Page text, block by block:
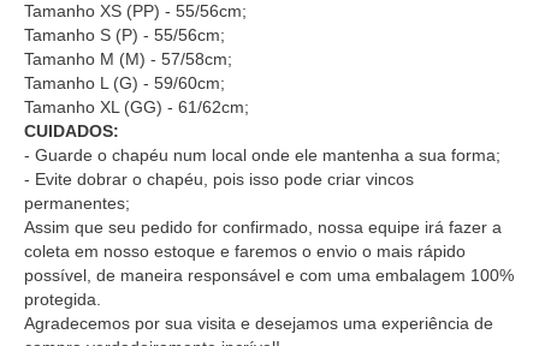
Tamanho XS (PP) - 55/56cm;
Tamanho S (P) - 55/56cm;
Tamanho M (M) - 57/58cm;
Tamanho L (G) - 59/60cm;
Tamanho XL (GG) - 61/62cm;
CUIDADOS:
- Guarde o chapéu num local onde ele mantenha a sua forma;
- Evite dobrar o chapéu, pois isso pode criar vincos
permanentes;
Assim que seu pedido for confirmado, nossa equipe irá fazer a
coleta em nosso estoque e faremos o envio o mais rápido
possível, de maneira responsável e com uma embalagem 100%
protegida.
Agradecemos por sua visita e desejamos uma experiência de